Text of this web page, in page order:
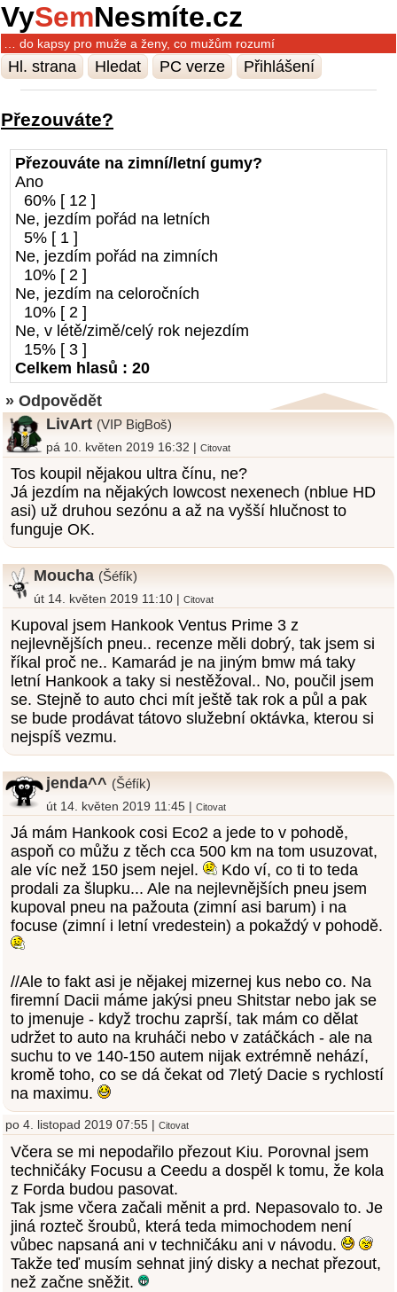
VySemNesmíte.cz
… do kapsy pro muže a ženy, co mužům rozumí
Hl. strana Hledat PC verze Přihlášení
Přezouváte?
Přezouváte na zimní/letní gumy?
Ano
60% [ 12 ]
Ne, jezdím pořád na letních
5% [ 1 ]
Ne, jezdím pořád na zimních
10% [ 2 ]
Ne, jezdím na celoročních
10% [ 2 ]
Ne, v létě/zimě/celý rok nejezdím
15% [ 3 ]
Celkem hlasů : 20
» Odpovědět
LivArt (VIP BigBoš)
pá 10. květen 2019 16:32 |Citovat
Tos koupil nějakou ultra čínu, ne?
Já jezdím na nějakých lowcost nexenech (nblue HD
asi) už druhou sezónu a až na vyšší hlučnost to
funguje OK.
Moucha (Šéfík)
út 14. květen 2019 11:10 | Citovat
Kupoval jsem Hankook Ventus Prime 3 z
nejlevnějších pneu.. recenze měli dobrý, tak jsem si
říkal proč ne.. Kamarád je na jiným bmw má taky
letní Hankook a taky si nestěžoval.. No, poučil jsem
se. Stejně to auto chci mít ještě tak rok a půl a pak
se bude prodávat tátovo služební oktávka, kterou si
nejspíš vezmu.
jenda^^ (Šéfík)
út 14. květen 2019 11:45 |Citovat
Já mám Hankook cosi Eco2 a jede to v pohodě,
aspoň co můžu z těch cca 500 km na tom usuzovat,
ale víc než 150 jsem nejel.
Kdo ví, co ti to teda
prodali za šlupku... Ale na nejlevnějších pneu jsem
kupoval pneu na pažouta (zimní asi barum) i na
focuse (zimní i letní vredestein) a pokaždý v pohodě.
//Ale to fakt asi je nějakej mizernej kus nebo co. Na
firemní Dacii máme jakýsi pneu Shitstar nebo jak se
to jmenuje - když trochu zaprší, tak mám co dělat
udržet to auto na kruháči nebo v zatáčkách - ale na
suchu to ve 140-150 autem nijak extrémně nehází,
kromě toho, co se dá čekat od 7letý Dacie s rychlostí
na maximu.
po 4. listopad 2019 07:55 | Citovat
Včera se mi nepodařilo přezout Kiu. Porovnal jsem
techničáky Focusu a Ceedu a dospěl k tomu, že kola
z Forda budou pasovat.
Tak jsme včera začali měnit a prd. Nepasovalo to. Je
jiná rozteč šroubů, která teda mimochodem není
vůbec napsaná ani v techničáku ani v návodu.
Takže teď musím sehnat jiný disky a nechat přezout,
než začne sněžit.